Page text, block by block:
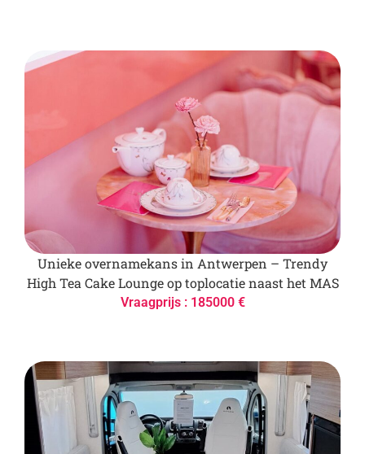
Unieke overnamekans in Antwerpen – Trendy
High Tea Cake Lounge op toplocatie naast het MAS
Vraagprijs : 185000 €